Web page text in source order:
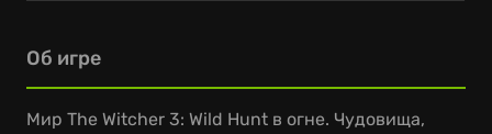
Об игре
Мир The Witcher 3: Wild Hunt в огне. Чудовища,